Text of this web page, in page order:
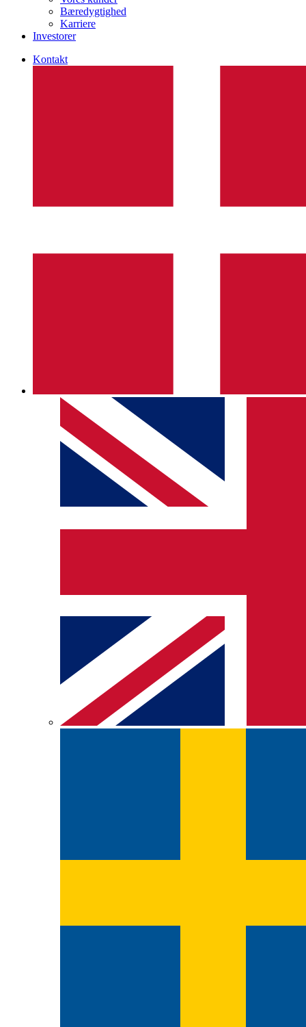
Bæredygtighed
Karriere
Investorer
Kontakt